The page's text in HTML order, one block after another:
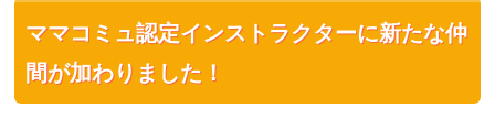
ママコミュ認定インストラクターに新たな仲
間が加わりました！